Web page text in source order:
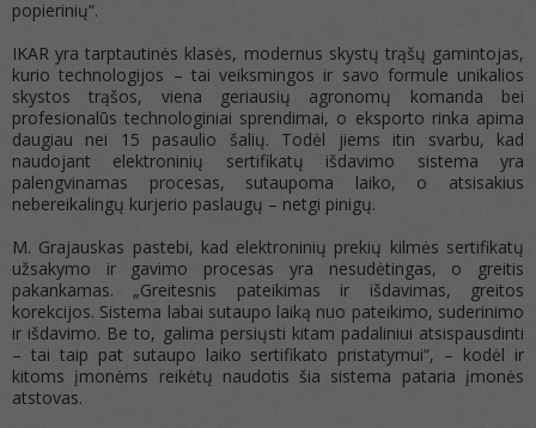
popierinių“.
IKAR yra tarptautinės klasės, modernus skystų trąšų gamintojas,
kurio technologijos – tai veiksmingos ir savo formule unikalios
skystos trąšos, viena geriausių agronomų komanda bei
profesionalūs technologiniai sprendimai, o eksporto rinka apima
daugiau nei 15 pasaulio šalių. Todėl jiems itin svarbu, kad
naudojant elektroninių sertifikatų išdavimo sistema yra
palengvinamas procesas, sutaupoma laiko, o atsisakius
nebereikalingų kurjerio paslaugų – netgi pinigų.
M. Grajauskas pastebi, kad elektroninių prekių kilmės sertifikatų
užsakymo ir gavimo procesas yra nesudėtingas, o greitis
pakankamas. „Greitesnis pateikimas ir išdavimas, greitos
korekcijos. Sistema labai sutaupo laiką nuo pateikimo, suderinimo
ir išdavimo. Be to, galima persiųsti kitam padaliniui atsispausdinti
– tai taip pat sutaupo laiko sertifikato pristatymui“, – kodėl ir
kitoms įmonėms reikėtų naudotis šia sistema pataria įmonės
atstovas.